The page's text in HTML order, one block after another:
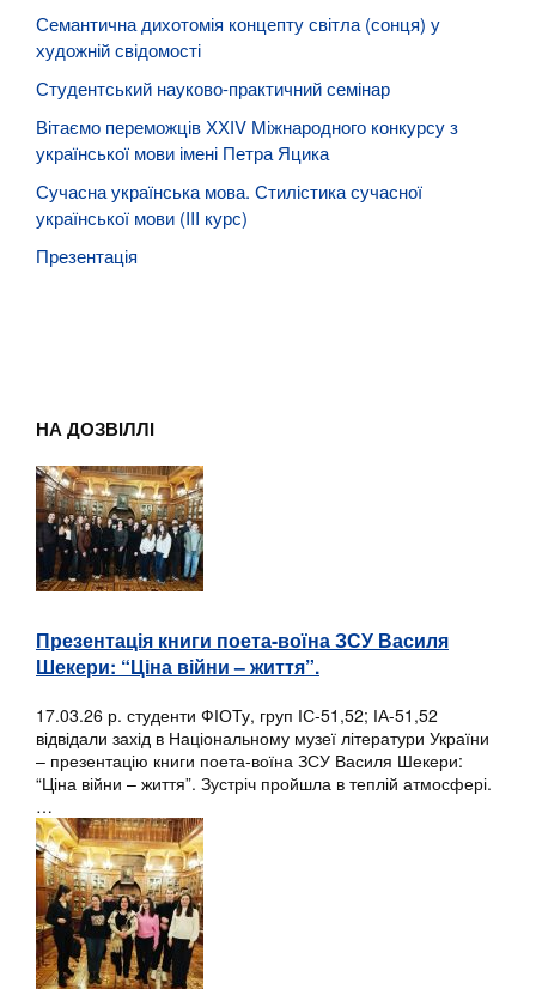
Семантична дихотомія концепту світла (сонця) у
художній свідомості
Студентський науково-практичний семінар
Вітаємо переможців ХХІV Міжнародного конкурсу з
української мови імені Петра Яцика
Сучасна українська мова. Стилістика сучасної
української мови (III курс)
Презентація
НА ДОЗВІЛЛІ
Презентація книги поета-воїна ЗСУ Василя
Шекери: “Ціна війни – життя”.
17.03.26 р. студенти ФІОТу, груп ІС-51,52; ІА-51,52
відвідали захід в Національному музеї літератури України
– презентацію книги поета-воїна ЗСУ Василя Шекери:
“Ціна війни – життя”. Зустріч пройшла в теплій атмосфері.
…